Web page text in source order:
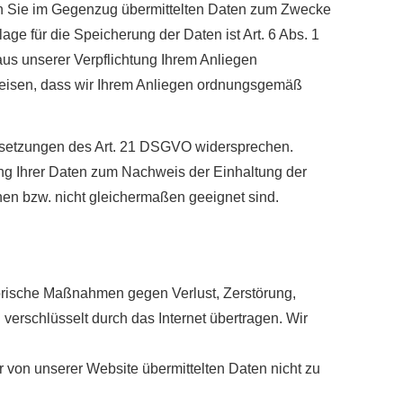
im Gegenzug übermittelten Daten zum Zwecke
für die Speicherung der Daten ist Art. 6 Abs. 1
unserer Verpflichtung Ihrem Anliegen
dass wir Ihrem Anliegen ordnungsgemäß
des Art. 21 DSGVO widersprechen.
Ihrer Daten zum Nachweis der Einhaltung der
bzw. nicht gleichermaßen geeignet sind.
Maßnahmen gegen Verlust, Zerstörung,
durch das Internet übertragen. Wir
unserer Website übermittelten Daten nicht zu